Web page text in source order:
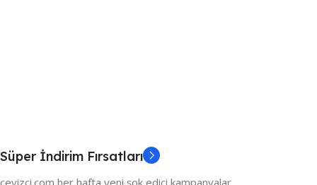
Süper İndirim Fırsatları
ceyizci.com her hafta yeni şok edici kampanyalar